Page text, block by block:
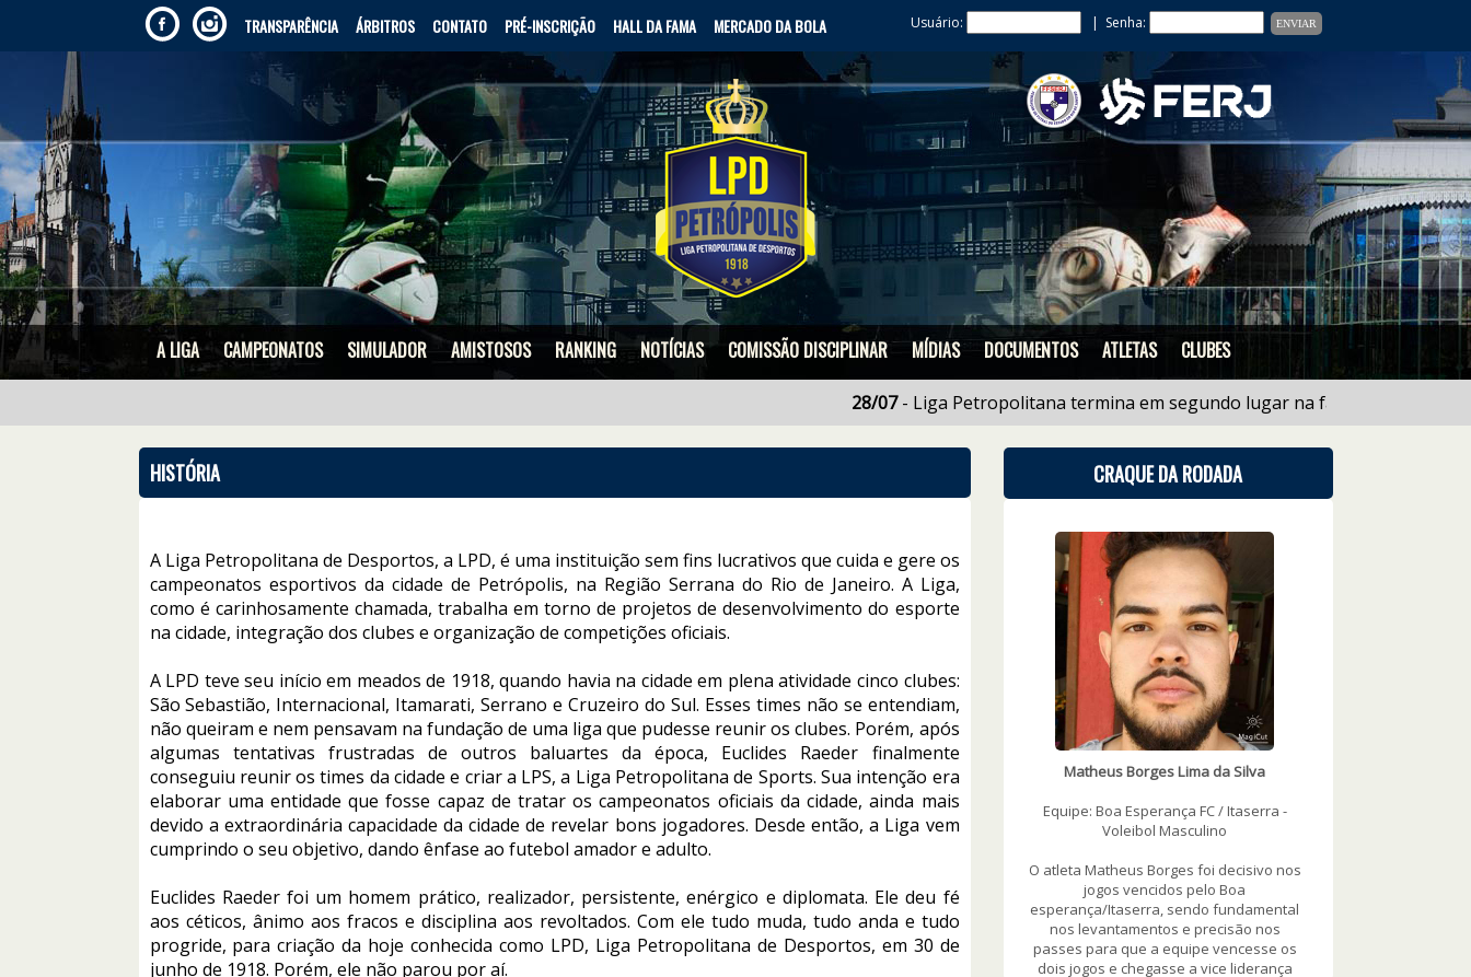
TRANSPARÊNCIA ÁRBITROS CONTATO PRÉ-INSCRIÇÃO HALL DA FAMA MERCADO DA BOLA Usuário: | Senha:
A LIGA CAMPEONATOS SIMULADOR AMISTOSOS RANKING NOTÍCIAS COMISSÃO DISCIPLINAR MÍDIAS DOCUMENTOS ATLETAS CLUBES
- Liga Petropolitana termina em segundo lugar na fase regional do
HISTÓRIA
A Liga Petropolitana de Desportos, a LPD, é uma instituição sem fins lucrativos que cuida e gere os
campeonatos esportivos da cidade de Petrópolis, na Região Serrana do Rio de Janeiro. A Liga,
como é carinhosamente chamada, trabalha em torno de projetos de desenvolvimento do esporte
na cidade, integração dos clubes e organização de competições oficiais.
A LPD teve seu início em meados de 1918, quando havia na cidade em plena atividade cinco clubes:
São Sebastião, Internacional, Itamarati, Serrano e Cruzeiro do Sul. Esses times não se entendiam,
não queiram e nem pensavam na fundação de uma liga que pudesse reunir os clubes. Porém, após
algumas tentativas frustradas de outros baluartes da época, Euclides Raeder finalmente
conseguiu reunir os times da cidade e criar a LPS, a Liga Petropolitana de Sports. Sua intenção era
elaborar uma entidade que fosse capaz de tratar os campeonatos oficiais da cidade, ainda mais
devido a extraordinária capacidade da cidade de revelar bons jogadores. Desde então, a Liga vem
cumprindo o seu objetivo, dando ênfase ao futebol amador e adulto.
Euclides Raeder foi um homem prático, realizador, persistente, enérgico e diplomata. Ele deu fé
aos céticos, ânimo aos fracos e disciplina aos revoltados. Com ele tudo muda, tudo anda e tudo
progride, para criação da hoje conhecida como LPD, Liga Petropolitana de Desportos, em 30 de
junho de 1918. Porém, ele não parou por aí.
CRAQUE DA RODADA
WOWSlider.com
Matheus Borges Lima da Silva
Equipe: Boa Esperança FC / Itaserra -
Voleibol Masculino
O atleta Matheus Borges foi decisivo nos
jogos vencidos pelo Boa
esperança/Itaserra, sendo fundamental
nos levantamentos e precisão nos
passes para que a equipe vencesse os
dois jogos e chegasse a vice liderança